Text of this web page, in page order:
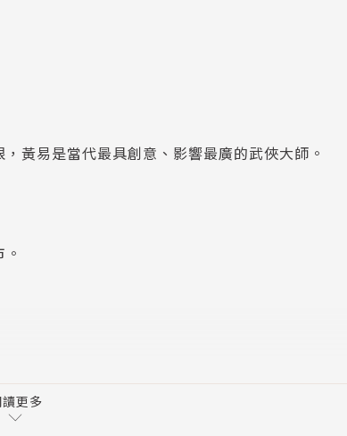
黃易是當代最具創意、影響最廣的武俠大師。
讀更多